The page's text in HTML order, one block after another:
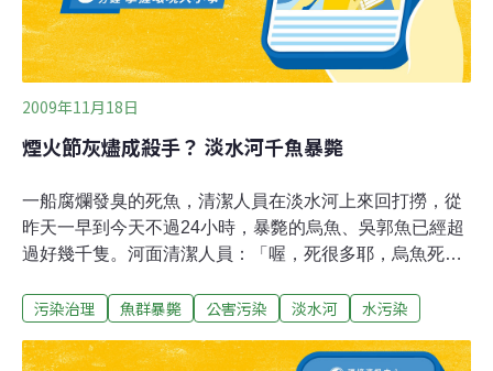
2009年11月18日
煙火節灰燼成殺手？ 淡水河千魚暴斃
一船腐爛發臭的死魚，清潔人員在淡水河上來回打撈，從
昨天一早到今天不過24小時，暴斃的烏魚、吳郭魚已經超
過好幾千隻。河面清潔人員：「喔，死很多耶，烏魚死成
頭指向它！台北市議員簡余晏：「煙火節之後，的確我們
是大量暴斃的主因，它可能是部分原因。」這個月7日煙
污染治理 魚群暴斃 公害污染 淡水河 水污染